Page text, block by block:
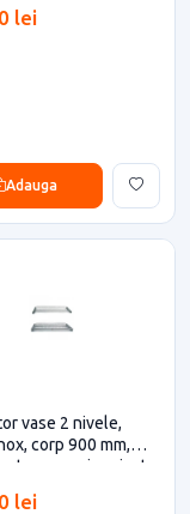
lei
Adauga
vase 2 nivele,
corp 900 mm,
casa si proiecte
lei